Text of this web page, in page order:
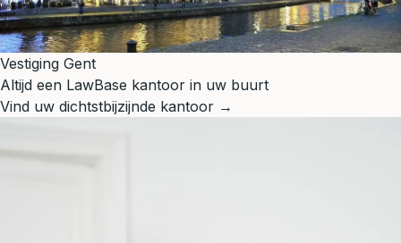
Vestiging Gent
Altijd een LawBase kantoor in uw buurt
Vind uw dichtstbijzijnde kantoor →